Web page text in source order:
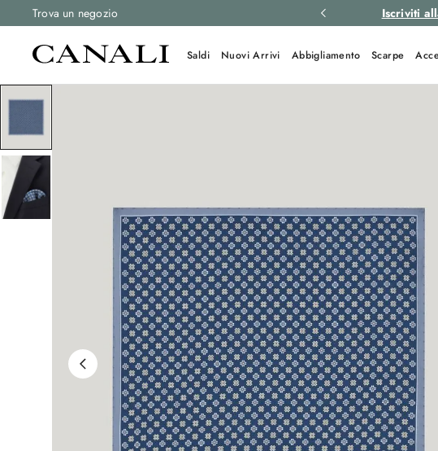
Trova un negozio
e resi gratuiti su tutti gli ordini. Iscriviti
Saldi Nuovi Arrivi Abbigliamento Scarpe